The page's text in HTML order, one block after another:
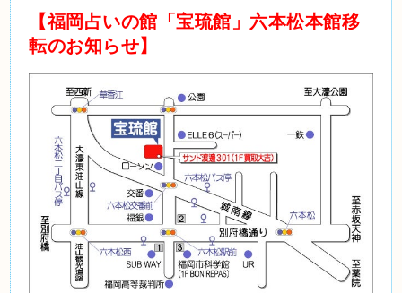
【福岡占いの館「宝琉館」六本松本館移
転のお知らせ】